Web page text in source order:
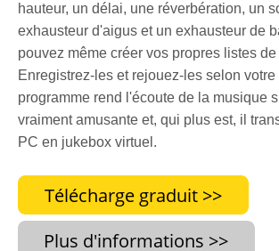
hauteur, un délai, une réverbération, un
exhausteur d'aigus et un exhausteur de
pouvez même créer vos propres listes de
Enregistrez-les et rejouez-les selon votre
programme rend l'écoute de la musique
vraiment amusante et, qui plus est, il
PC en jukebox virtuel.